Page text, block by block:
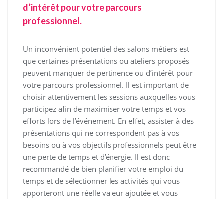
d’intérêt pour votre parcours
professionnel.
Un inconvénient potentiel des salons métiers est
que certaines présentations ou ateliers proposés
peuvent manquer de pertinence ou d’intérêt pour
votre parcours professionnel. Il est important de
choisir attentivement les sessions auxquelles vous
participez afin de maximiser votre temps et vos
efforts lors de l’événement. En effet, assister à des
présentations qui ne correspondent pas à vos
besoins ou à vos objectifs professionnels peut être
une perte de temps et d’énergie. Il est donc
recommandé de bien planifier votre emploi du
temps et de sélectionner les activités qui vous
apporteront une réelle valeur ajoutée et vous